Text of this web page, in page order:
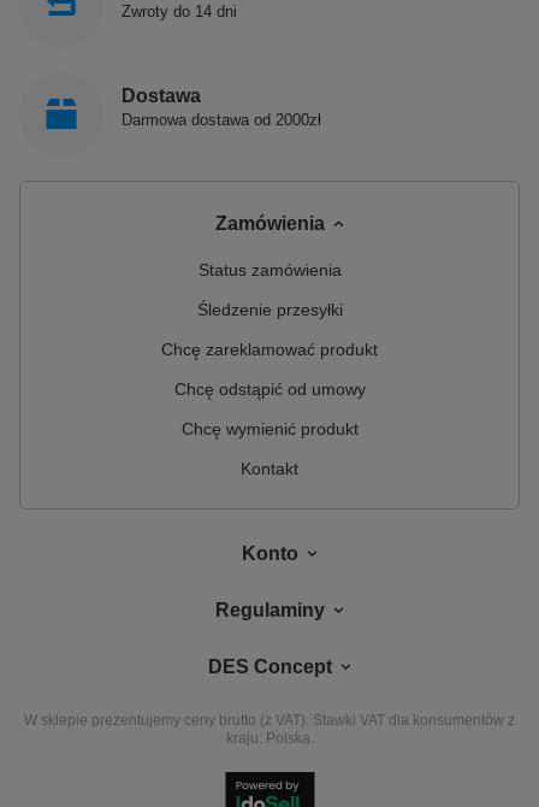
Zwroty do 14 dni
Dostawa
Darmowa dostawa od 2000zł
Zamówienia
Status zamówienia
Śledzenie przesyłki
Chcę zareklamować produkt
Chcę odstąpić od umowy
Chcę wymienić produkt
Kontakt
Konto
Regulaminy
DES Concept
W sklepie prezentujemy ceny brutto (z VAT). Stawki VAT dla konsumentów z
kraju: Polska.